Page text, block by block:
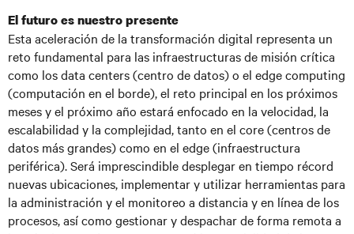
El futuro es nuestro presente
Esta aceleración de la transformación digital representa un
reto fundamental para las infraestructuras de misión crítica
como los data centers (centro de datos) o el edge computing
(computación en el borde), el reto principal en los próximos
meses y el próximo año estará enfocado en la velocidad, la
escalabilidad y la complejidad, tanto en el core (centros de
datos más grandes) como en el edge (infraestructura
periférica). Será imprescindible desplegar en tiempo récord
nuevas ubicaciones, implementar y utilizar herramientas para
la administración y el monitoreo a distancia y en línea de los
procesos, así como gestionar y despachar de forma remota a